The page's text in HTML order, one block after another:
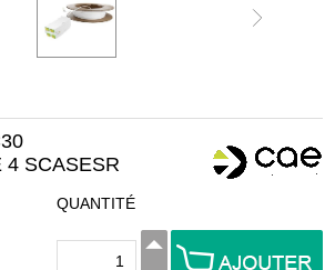
4 SCASESR
QUANTITÉ